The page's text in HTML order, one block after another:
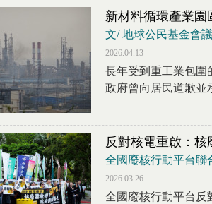
新材料循環產業園
文/ 地球公民基金會
2026.04.13
長年受到重工業包圍
政府曾向居民道歉並
反對核電重啟：核
全國廢核行動平台聯
2026.03.26
全國廢核行動平台反